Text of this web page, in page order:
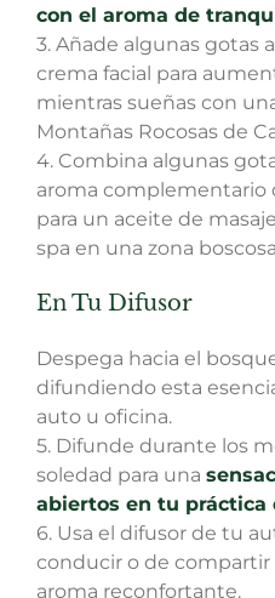
con el aroma de
3. Añade algunas gotas
crema facial para
mientras sueñas con
Montañas Rocosas de
4. Combina algunas
aroma complementario
para un aceite de
spa en una zona
En Tu Difusor
Despega hacia el
difundiendo esta
auto u oficina.
5. Difunde durante los
soledad para una
abiertos en tu práctica
6. Usa el difusor de tu
conducir o de
aroma reconfortante.